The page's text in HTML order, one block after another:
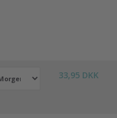
33,95 DKK